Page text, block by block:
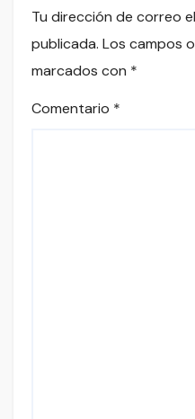
Tu dirección de correo
publicada. Los campos
marcados con *
Comentario *